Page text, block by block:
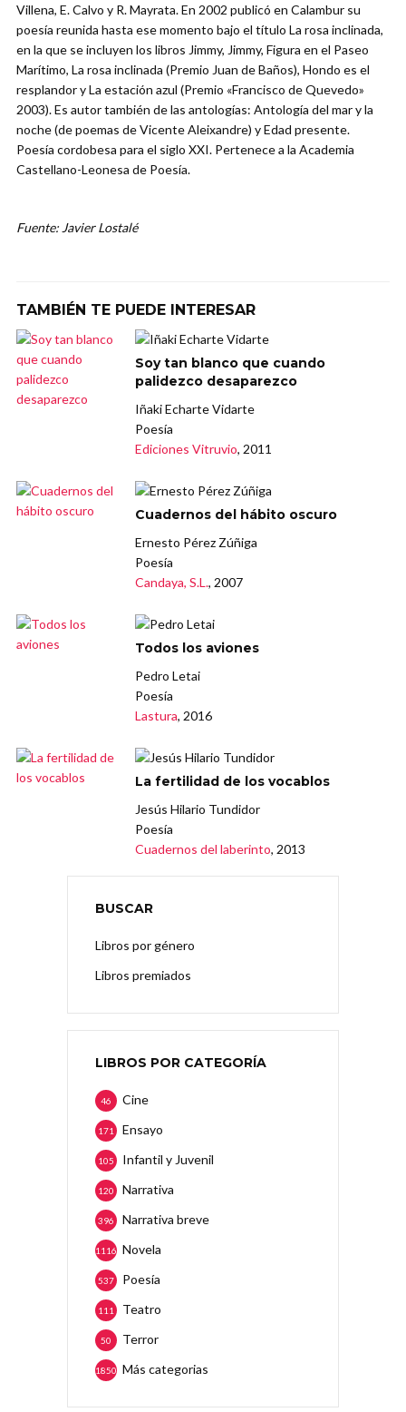
Villena, E. Calvo y R. Mayrata. En 2002 publicó en Calambur su
poesía reunida hasta ese momento bajo el título La rosa inclinada,
en la que se incluyen los libros Jimmy, Jimmy, Figura en el Paseo
Marítimo, La rosa inclinada (Premio Juan de Baños), Hondo es el
resplandor y La estación azul (Premio «Francisco de Quevedo»
2003). Es autor también de las antologías: Antología del mar y la
noche (de poemas de Vicente Aleixandre) y Edad presente.
Poesía cordobesa para el siglo XXI. Pertenece a la Academia
Castellano-Leonesa de Poesía.
Fuente: Javier Lostalé
TAMBIÉN TE PUEDE INTERESAR
Soy tan blanco que cuando
palidezco desaparezco
Iñaki Echarte Vidarte
Poesía
Ediciones Vitruvio, 2011
Cuadernos del hábito oscuro
Ernesto Pérez Zúñiga
Poesía
Candaya, S.L., 2007
Todos los aviones
Pedro Letai
Poesía
Lastura, 2016
La fertilidad de los vocablos
Jesús Hilario Tundidor
Poesía
Cuadernos del laberinto, 2013
BUSCAR
Libros por género
Libros premiados
LIBROS POR CATEGORÍA
Cine
46
Ensayo
171
Infantil y Juvenil
105
Narrativa
120
Narrativa breve
396
Novela
1116
Poesía
537
Teatro
111
Terror
50
Más categorias
1850